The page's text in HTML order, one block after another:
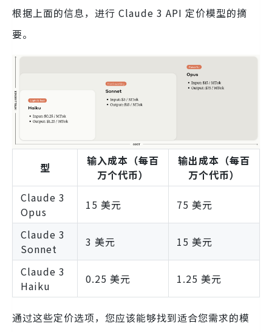
根据上面的信息，进行 Claude 3 API 定价模型的摘
要。
型
输入成本（每百
万个代币）
输出成本（每百
万个代币）
Claude 3
Opus
15 美元 75 美元
Claude 3
Sonnet
3 美元 15 美元
Claude 3
Haiku
0.25 美元 1.25 美元
通过这些定价选项，您应该能够找到适合您需求的模